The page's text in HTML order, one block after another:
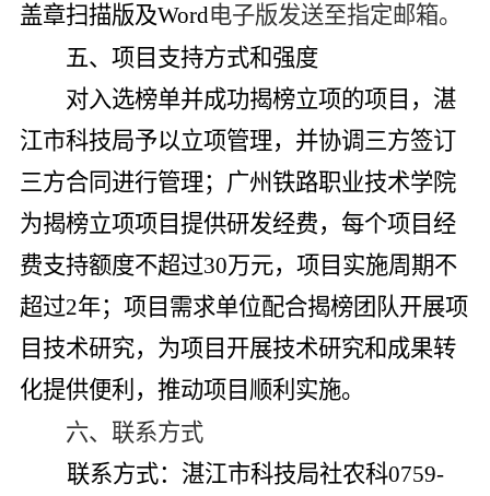
盖章扫描版及Word电子版发送至指定邮箱。
五、项目 支持方式和强度
对入选榜单并成功揭榜立项的项目，湛
江市科技局予以立项管理， 并协调三方签订
三方合同进行管理； 广州铁路职业技术学院
为揭榜立项项目提供研发经费，每个项目经
费支持额度不超过30万元，项目实施周期不
超过2年；项目需求单位配合揭榜团队开展项
目技术研究，为项目开展技术研究和成果转
化提供便利，推动项目顺利实施。
六、联系方式
联系方式：湛江市科技局社农科0759-